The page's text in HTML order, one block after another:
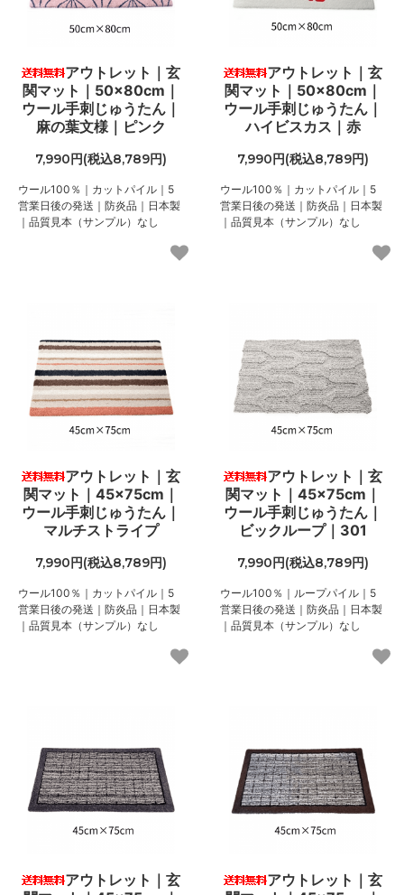
アウトレット｜玄
関マット｜50×80cm｜
ウール手刺じゅうたん｜
麻の葉文様｜ピンク
7,990円(税込8,789円)
ウール100％｜カットパイル｜5
営業日後の発送｜防炎品｜日本製
｜品質見本（サンプル）なし
アウトレット｜玄
関マット｜50×80cm｜
ウール手刺じゅうたん｜
ハイビスカス｜赤
7,990円(税込8,789円)
ウール100％｜カットパイル｜5
営業日後の発送｜防炎品｜日本製
｜品質見本（サンプル）なし
アウトレット｜玄
関マット｜45×75cm｜
ウール手刺じゅうたん｜
マルチストライプ
7,990円(税込8,789円)
ウール100％｜カットパイル｜5
営業日後の発送｜防炎品｜日本製
｜品質見本（サンプル）なし
アウトレット｜玄
関マット｜45×75cm｜
ウール手刺じゅうたん｜
ビックループ｜301
7,990円(税込8,789円)
ウール100％｜ループパイル｜5
営業日後の発送｜防炎品｜日本製
｜品質見本（サンプル）なし
アウトレット｜玄
アウトレット｜玄